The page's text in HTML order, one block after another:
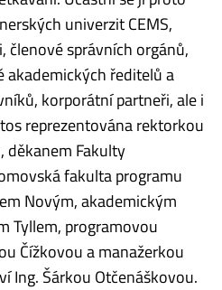
univerzit CEMS,
členové správních orgánů,
akademických ředitelů a
korporátní partneři, ale i
reprezentována rektorkou
děkanem Fakulty
fakulta programu
Novým, akademickým
Tyllem, programovou
Čížkovou a manažerkou
Ing. Šárkou Otčenáškovou.